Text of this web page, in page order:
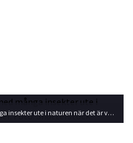
Hundar och katter samsas med många insekter ute i naturen när det är varmare väder. Foto: Shutterstock